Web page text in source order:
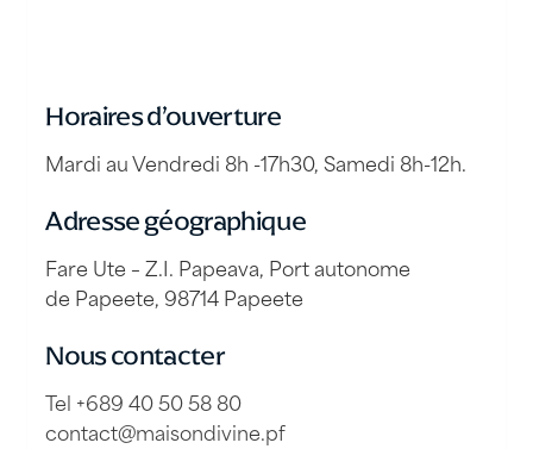
Horaires d’ouverture
Mardi au Vendredi 8h -17h30, Samedi 8h-12h.
Adresse géographique
Fare Ute – Z.I. Papeava, Port autonome
de Papeete, 98714 Papeete
Nous contacter
Tel +689 40 50 58 80
contact@maisondivine.pf